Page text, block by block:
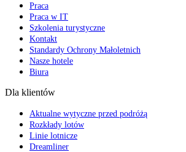
Praca
Praca w IT
Szkolenia turystyczne
Kontakt
Standardy Ochrony Małoletnich
Nasze hotele
Biura
Dla klientów
Aktualne wytyczne przed podróżą
Rozkłady lotów
Linie lotnicze
Dreamliner